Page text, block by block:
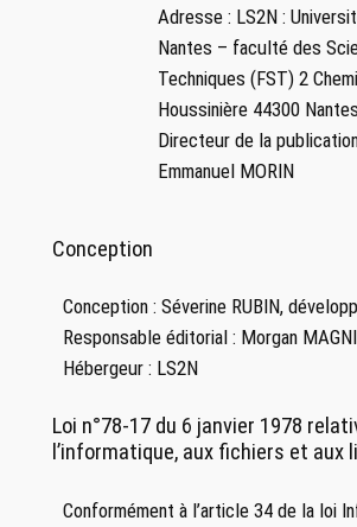
Adresse : LS2N :
Nantes – faculté des
Techniques (FST) 2
Houssinière 44300 Nantes
Directeur de la
Emmanuel MORIN
Conception
Conception : Séverine RUBIN,
Responsable éditorial : Morgan
Hébergeur : LS2N
Loi n°78-17 du 6 janvier 1978
l’informatique, aux fichiers et aux
Conformément à l’article 34 de la loi